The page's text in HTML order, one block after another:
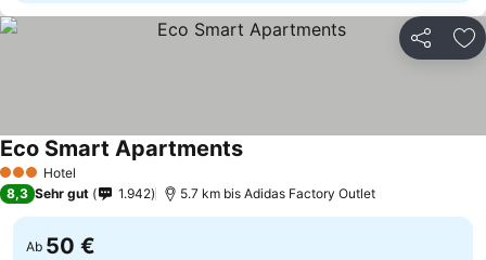
Teilen
3 SterneHotel
Eco Smart ApartmentsPreise sehen
8,3 Sehr gut 1.942 5.7 km bis Adidas Factory Outlet
Ab 50 €